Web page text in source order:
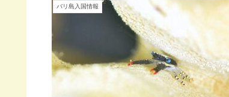
バリ島入国情報